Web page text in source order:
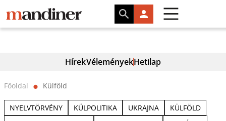
HírekVéleményekHetilap
Főoldal ⬤ Külföld
NYELVTÖRVÉNY KÜLPOLITIKA UKRAJNA
KÜLFÖLD